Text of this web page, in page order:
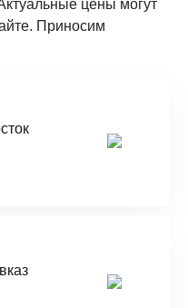
цены могут
Приносим